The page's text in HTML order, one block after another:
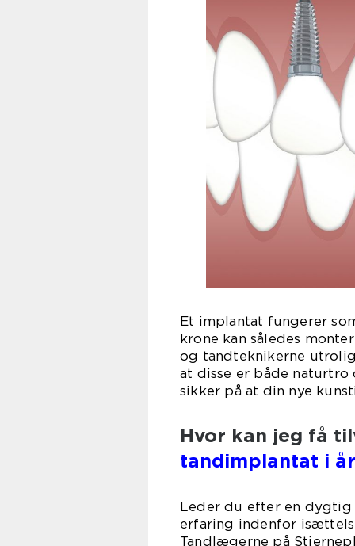
Et implantat fungerer
krone kan således
og tandteknikerne
at disse er både
sikker på at din nye
Hvor kan jeg få
tandimplantat i
Leder du efter en
erfaring indenfor
Tandlægerne på